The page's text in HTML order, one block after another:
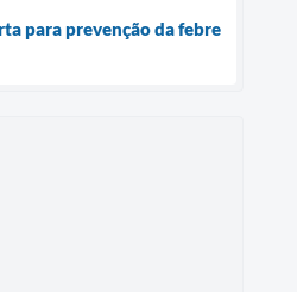
para prevenção da febre